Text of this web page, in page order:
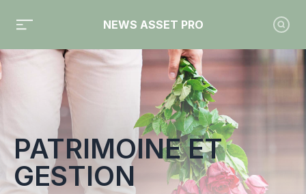
NEWS ASSET PRO
Toute l'actualité sur le tag "Patrimoine et Gestion"
PATRIMOINE ET
GESTION